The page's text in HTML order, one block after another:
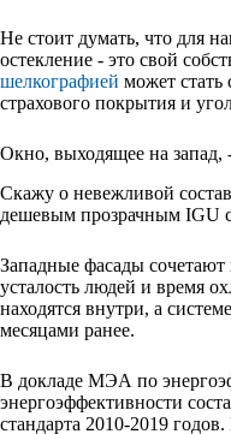
Не стоит думать, что для
остекление - это свой
шелкографией может
страхового покрытия и
Окно, выходящее на запад,
Скажу о невежливой
дешевым прозрачным IGU
Западные фасады
усталость людей и время
находятся внутри, а
месяцами ранее.
В докладе МЭА по
энергоэффективности
стандарта 2010-2019